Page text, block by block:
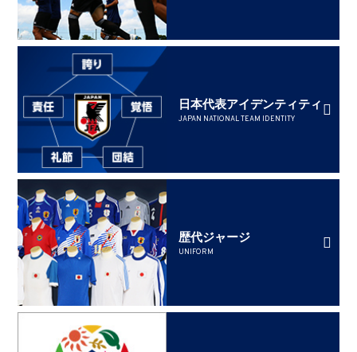
日本代表アイデンティティ
JAPAN NATIONAL TEAM IDENTITY
歴代ジャージ
UNIFORM